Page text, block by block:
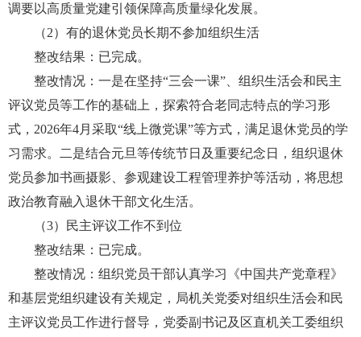
调要以高质量党建引领保障高质量绿化发展。
（2）有的退休党员长期不参加组织生活
整改结果：已完成。
整改情况：一是在坚持“三会一课”、组织生活会和民主
评议党员等工作的基础上，探索符合老同志特点的学习形
式，2026年4月采取“线上微党课”等方式，满足退休党员的学
习需求。二是结合元旦等传统节日及重要纪念日，组织退休
党员参加书画摄影、参观建设工程管理养护等活动，将思想
政治教育融入退休干部文化生活。
（3）民主评议工作不到位
整改结果：已完成。
整改情况：组织党员干部认真学习《中国共产党章程》
和基层党组织建设有关规定，局机关党委对组织生活会和民
主评议党员工作进行督导，党委副书记及区直机关工委组织